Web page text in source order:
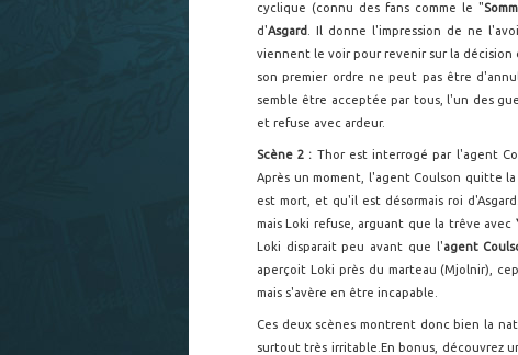
cyclique (connu des fans comme le "
d'Asgard . Il donne l'impression de ne
viennent le voir pour revenir sur la
son premier ordre ne peut pas être
semble être acceptée par tous, l'un des
et refuse avec ardeur.
Scène 2 : Thor est interrogé par l'agent
Après un moment, l'agent Coulson quitte
est mort, et qu'il est désormais roi
mais Loki refuse, arguant que la trêve avec
Loki disparait peu avant que l'agent
aperçoit Loki près du marteau (Mjolnir),
mais s'avère en être incapable.
Ces deux scènes montrent donc bien la
surtout très irritable.En bonus, découvrez